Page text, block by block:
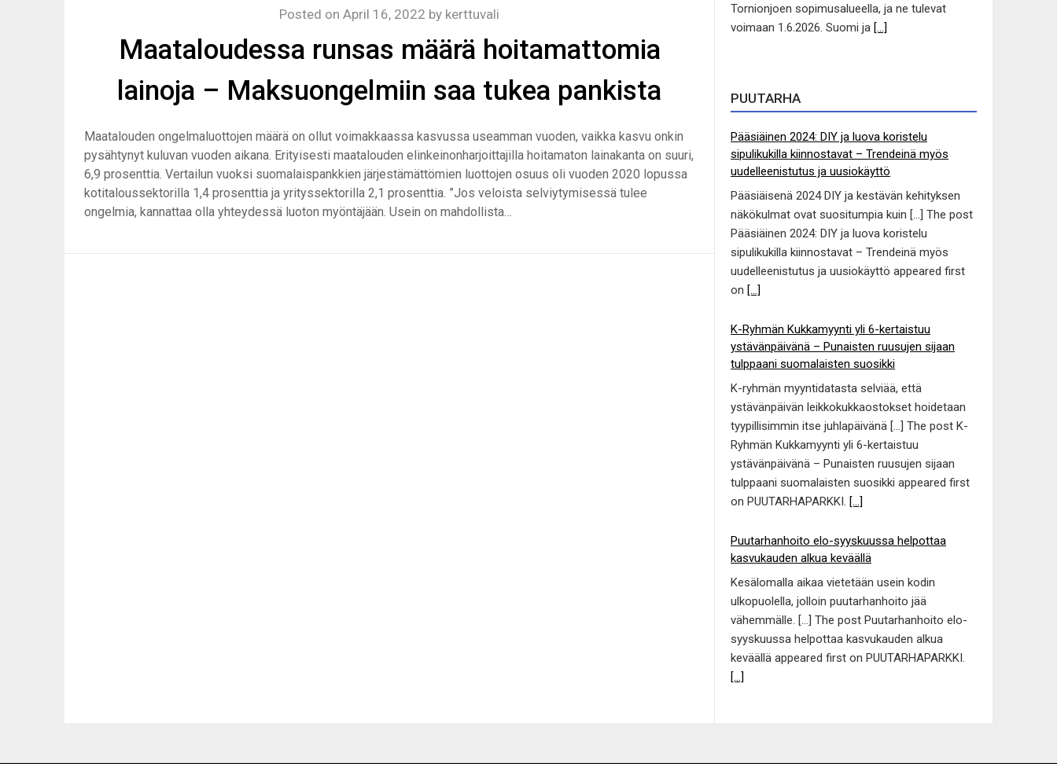
Maataloudessa runsas määrä hoitamattomia
lainoja – Maksuongelmiin saa tukea pankista
Posted on April 16, 2022 by kerttuvali
Maatalouden ongelmaluottojen määrä on ollut voimakkaassa kasvussa useamman vuoden, vaikka kasvu onkin
pysähtynyt kuluvan vuoden aikana. Erityisesti maatalouden elinkeinonharjoittajilla hoitamaton lainakanta on suuri,
6,9 prosenttia. Vertailun vuoksi suomalaispankkien järjestämättömien luottojen osuus oli vuoden 2020 lopussa
kotitaloussektorilla 1,4 prosenttia ja yrityssektorilla 2,1 prosenttia. ”Jos veloista selviytymisessä tulee
ongelmia, kannattaa olla yhteydessä luoton myöntäjään. Usein on mahdollista…
Tornionjoen sopimusalueella, ja ne tulevat
voimaan 1.6.2026. Suomi ja [...]
PUUTARHA
Pääsiäinen 2024: DIY ja luova koristelu
sipulikukilla kiinnostavat – Trendeinä myös
uudelleenistutus ja uusiokäyttö
Pääsiäisenä 2024 DIY ja kestävän kehityksen
näkökulmat ovat suositumpia kuin […] The post
Pääsiäinen 2024: DIY ja luova koristelu
sipulikukilla kiinnostavat – Trendeinä myös
uudelleenistutus ja uusiokäyttö appeared first
on [...]
K-Ryhmän Kukkamyynti yli 6-kertaistuu
ystävänpäivänä – Punaisten ruusujen sijaan
tulppaani suomalaisten suosikki
K-ryhmän myyntidatasta selviää, että
ystävänpäivän leikkokukkaostokset hoidetaan
tyypillisimmin itse juhlapäivänä […] The post K-
Ryhmän Kukkamyynti yli 6-kertaistuu
ystävänpäivänä – Punaisten ruusujen sijaan
tulppaani suomalaisten suosikki appeared first
on PUUTARHAPARKKI. [...]
Puutarhanhoito elo-syyskuussa helpottaa
kasvukauden alkua keväällä
Kesälomalla aikaa vietetään usein kodin
ulkopuolella, jolloin puutarhanhoito jää
vähemmälle. […] The post Puutarhanhoito elo-
syyskuussa helpottaa kasvukauden alkua
keväällä appeared first on PUUTARHAPARKKI.
[...]